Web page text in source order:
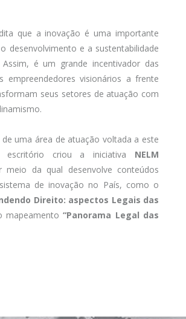
que a inovação é uma importante
desenvolvimento e a sustentabilidade
é um grande incentivador das
empreendedores visionários a frente
seus setores de atuação com
uma área de atuação voltada a este
escritório criou a iniciativa NELM
meio da qual desenvolve conteúdos
de inovação no País, como o
Direito: aspectos Legais das
mapeamento“Panorama Legal das